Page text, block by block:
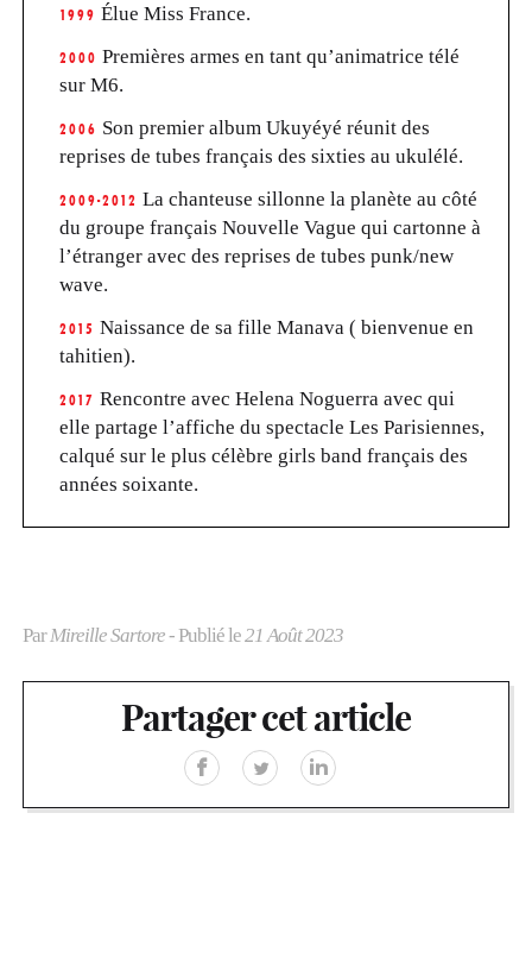
1999 Élue Miss France.
2000 Premières armes en tant qu’animatrice télé
sur M6.
2006 Son premier album Ukuyéyé réunit des
reprises de tubes français des sixties au ukulélé.
2009-2012 La chanteuse sillonne la planète au côté
du groupe français Nouvelle Vague qui cartonne à
l’étranger avec des reprises de tubes punk/new
wave.
2015 Naissance de sa fille Manava ( bienvenue en
tahitien).
2017 Rencontre avec Helena Noguerra avec qui
elle partage l’affiche du spectacle Les Parisiennes,
calqué sur le plus célèbre girls band français des
années soixante.
ParMireille Sartore- Publié le21 Août 2023
Partager cet article